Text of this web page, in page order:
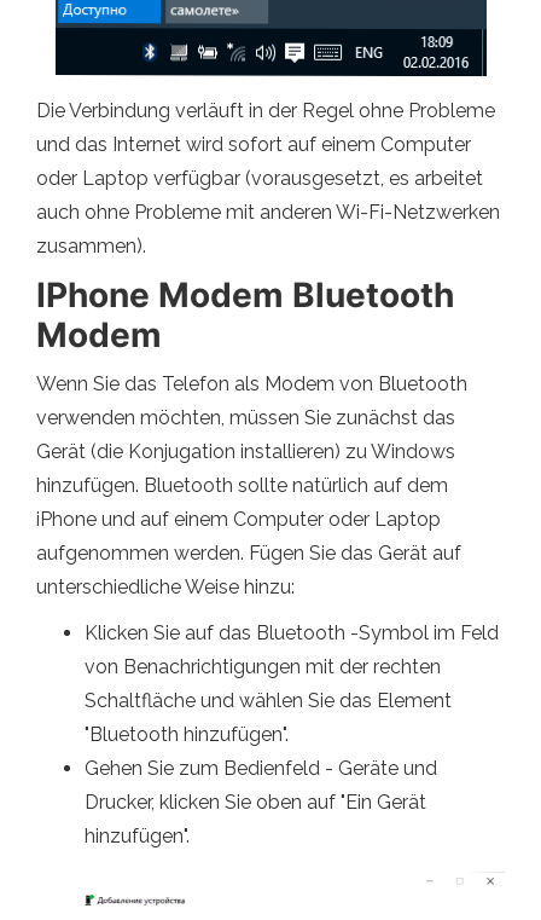
Die Verbindung verläuft in der Regel ohne Probleme
und das Internet wird sofort auf einem Computer
oder Laptop verfügbar (vorausgesetzt, es arbeitet
auch ohne Probleme mit anderen Wi-Fi-Netzwerken
zusammen).
IPhone Modem Bluetooth
Modem
Wenn Sie das Telefon als Modem von Bluetooth
verwenden möchten, müssen Sie zunächst das
Gerät (die Konjugation installieren) zu Windows
hinzufügen. Bluetooth sollte natürlich auf dem
iPhone und auf einem Computer oder Laptop
aufgenommen werden. Fügen Sie das Gerät auf
unterschiedliche Weise hinzu:
Klicken Sie auf das Bluetooth -Symbol im Feld
von Benachrichtigungen mit der rechten
Schaltfläche und wählen Sie das Element
"Bluetooth hinzufügen".
Gehen Sie zum Bedienfeld - Geräte und
Drucker, klicken Sie oben auf "Ein Gerät
hinzufügen".